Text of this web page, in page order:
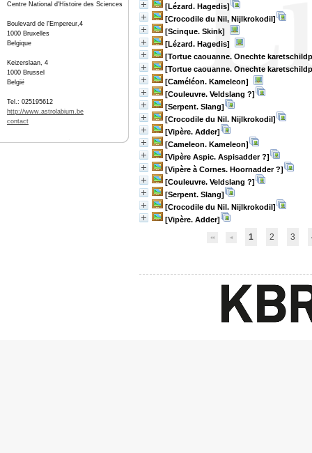
[Lézard. Hagedis]
[Crocodile du Nil, Nijlkrokodil]
[Scinque. Skink]
[Lézard. Hagedis]
[Tortue caouanne. Onechte
[Tortue caouanne. Onechte
[Caméléon. Kameleon]
[Couleuvre. Veldslang ?]
[Serpent. Slang]
[Crocodile du Nil. Nijlkrokodil]
[Vipère. Adder]
[Cameleon. Kameleon]
[Vipère Aspic. Aspisadder ?]
[Vipère à Cornes. Hoornadder ?]
[Couleuvre. Veldslang ?]
[Serpent. Slang]
[Crocodile du Nil. Nijlkrokodil]
[Vipère. Adder]
1 2 3
Centre National d'Histoire des Sciences
Boulevard de l'Empereur,4
1000 Bruxelles
Belgique
Keizerslaan, 4
1000 Brussel
België
Tel.: 025195612
http://www.astrolabium.be
contact